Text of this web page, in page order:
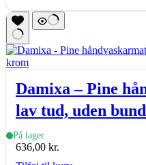
Damixa – Pine
lav tud, uden
På lager
636,00 kr.